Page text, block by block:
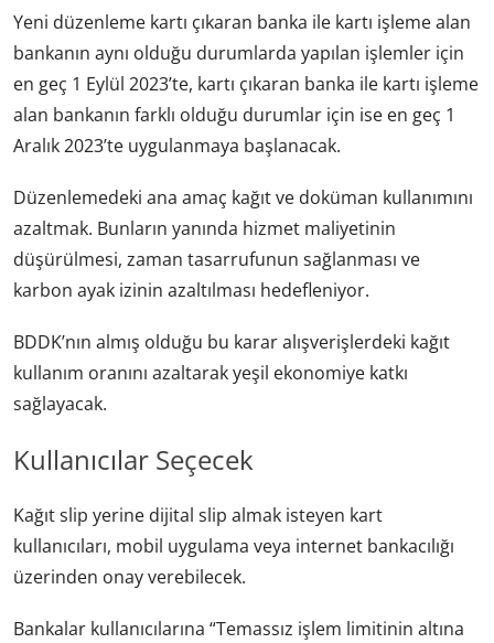
Yeni düzenleme kartı çıkaran banka ile kartı işleme alan
bankanın aynı olduğu durumlarda yapılan işlemler için
en geç 1 Eylül 2023’te, kartı çıkaran banka ile kartı işleme
alan bankanın farklı olduğu durumlar için ise en geç 1
Aralık 2023’te uygulanmaya başlanacak.
Düzenlemedeki ana amaç kağıt ve doküman kullanımını
azaltmak. Bunların yanında hizmet maliyetinin
düşürülmesi, zaman tasarrufunun sağlanması ve
karbon ayak izinin azaltılması hedefleniyor.
BDDK’nın almış olduğu bu karar alışverişlerdeki kağıt
kullanım oranını azaltarak yeşil ekonomiye katkı
sağlayacak.
Kullanıcılar Seçecek
Kağıt slip yerine dijital slip almak isteyen kart
kullanıcıları, mobil uygulama veya internet bankacılığı
üzerinden onay verebilecek.
Bankalar kullanıcılarına “Temassız işlem limitinin altına